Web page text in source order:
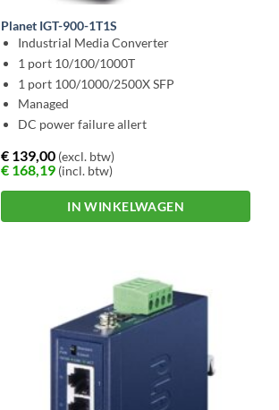
Planet IGT-900-1T1S
Industrial Media Converter
1 port 10/100/1000T
1 port 100/1000/2500X SFP
Managed
DC power failure allert
€ 139,00 (excl. btw)
€ 168,19 (incl. btw)
IN WINKELWAGEN